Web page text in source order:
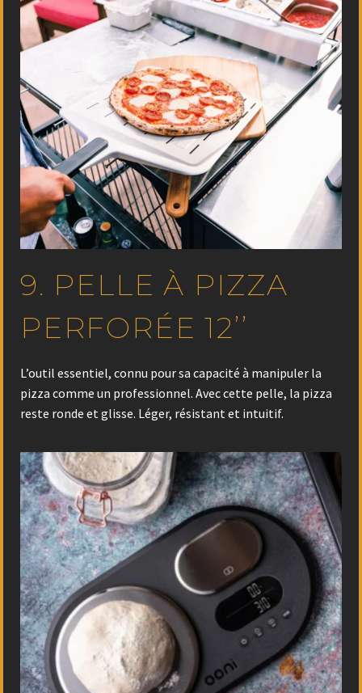
9. PELLE À PIZZA
PERFORÉE 12’’
L’outil essentiel, connu pour sa capacité à manipuler la
pizza comme un professionnel. Avec cette pelle, la pizza
reste ronde et glisse. Léger, résistant et intuitif.